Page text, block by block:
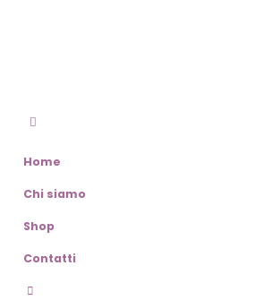
Home
Chi siamo
Shop
Contatti